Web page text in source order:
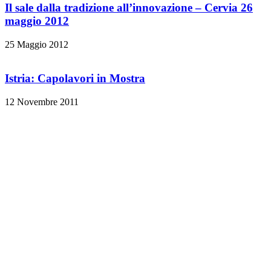
Il sale dalla tradizione all’innovazione – Cervia 26
maggio 2012
25 Maggio 2012
Istria: Capolavori in Mostra
12 Novembre 2011